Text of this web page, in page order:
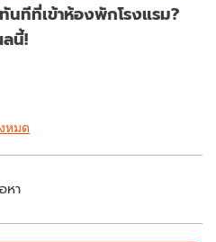
ทีที่เข้าห้องพักโรงแรม?
นี้!
หมด
หา